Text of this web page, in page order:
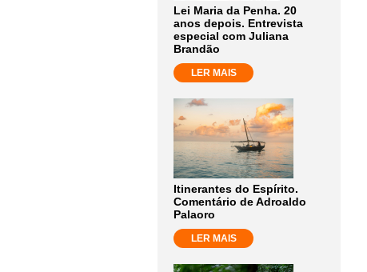
Lei Maria da Penha. 20
anos depois. Entrevista
especial com Juliana
Brandão
LER MAIS
Itinerantes do Espírito.
Comentário de Adroaldo
Palaoro
LER MAIS